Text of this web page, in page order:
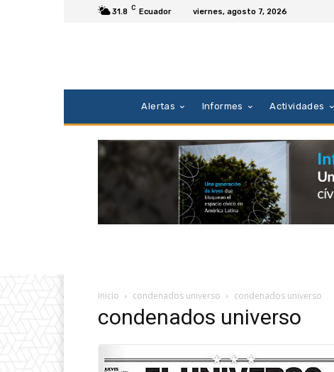
31.8 C Ecuador viernes, agosto 7, 2026
Alertas Informes Actividades
Inicio condenados universo condenados universo
condenados universo